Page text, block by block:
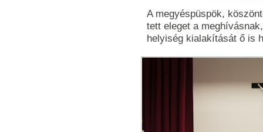
A megyéspüspök,
tett eleget a
helyiség kialakítását ő is